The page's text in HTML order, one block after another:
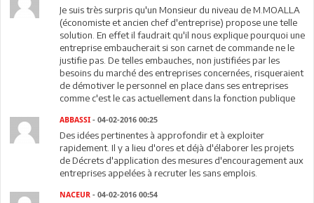
Je suis très surpris qu'un Monsieur du niveau de M.MOALLA
(économiste et ancien chef d'entreprise) propose une telle
solution. En effet il faudrait qu'il nous explique pourquoi une
entreprise embaucherait si son carnet de commande ne le
justifie pas. De telles embauches, non justifiées par les
besoins du marché des entreprises concernées, risqueraient
de démotiver le personnel en place dans ses entreprises
comme c'est le cas actuellement dans la fonction publique
ABBASSI - 04-02-2016 00:25
Des idées pertinentes à approfondir et à exploiter
rapidement. Il y a lieu d'ores et déjà d'élaborer les projets
de Décrets d'application des mesures d'encouragement aux
entreprises appelées à recruter les sans emplois.
NACEUR - 04-02-2016 00:54